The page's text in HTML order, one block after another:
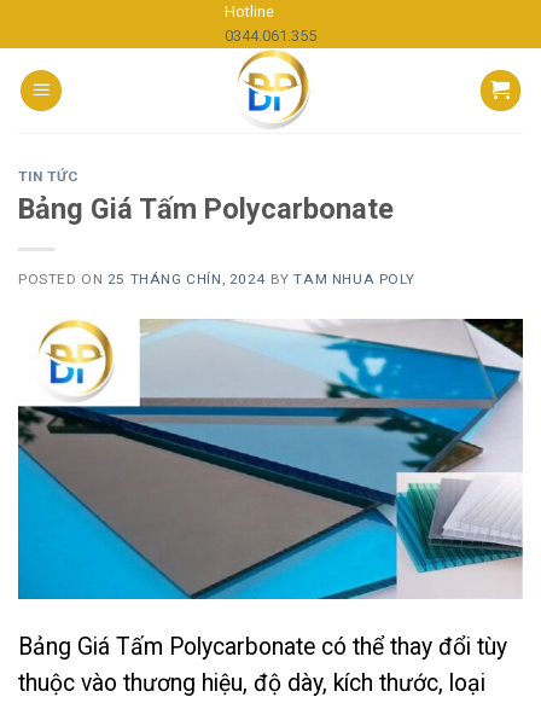
to
content
Hotline
0344.061.355
TIN TỨC
Bảng Giá Tấm Polycarbonate
POSTED ON 25 THÁNG CHÍN, 2024 BYTAM NHUA POLY
Bảng Giá Tấm Polycarbonate có thể thay đổi tùy
thuộc vào thương hiệu, độ dày, kích thước, loại